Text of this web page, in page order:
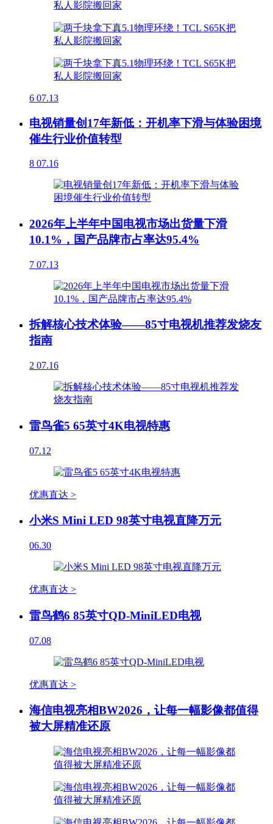
6 07.13
电视销量创17年新低：开机率下滑与体验困境
催生行业价值转型
8 07.16
2026年上半年中国电视市场出货量下滑
10.1%，国产品牌市占率达95.4%
7 07.13
拆解核心技术体验——85寸电视机推荐发烧友
指南
2 07.16
雷鸟雀5 65英寸4K电视特惠
07.12
优惠直达 >
小米S Mini LED 98英寸电视直降万元
06.30
优惠直达 >
雷鸟鹤6 85英寸QD-MiniLED电视
07.08
优惠直达 >
海信电视亮相BW2026，让每一幅影像都值得
被大屏精准还原